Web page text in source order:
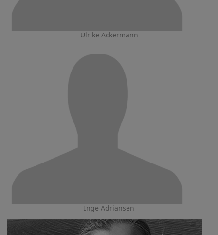
Ulrike Ackermann
Inge Adriansen